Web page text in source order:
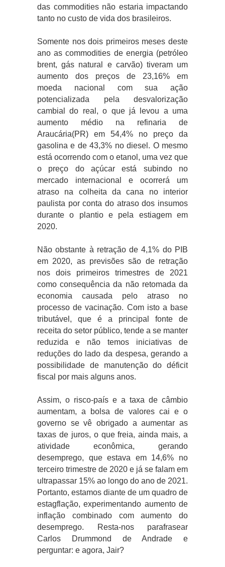
das commodities não estaria impactando
tanto no custo de vida dos brasileiros.
Somente nos dois primeiros meses deste
ano as commodities de energia (petróleo
brent, gás natural e carvão) tiveram um
aumento dos preços de 23,16% em
moeda nacional com sua ação
potencializada pela desvalorização
cambial do real, o que já levou a uma
aumento médio na refinaria de
Araucária(PR) em 54,4% no preço da
gasolina e de 43,3% no diesel. O mesmo
está ocorrendo com o etanol, uma vez que
o preço do açúcar está subindo no
mercado internacional e ocorrerá um
atraso na colheita da cana no interior
paulista por conta do atraso dos insumos
durante o plantio e pela estiagem em
2020.
Não obstante à retração de 4,1% do PIB
em 2020, as previsões são de retração
nos dois primeiros trimestres de 2021
como consequência da não retomada da
economia causada pelo atraso no
processo de vacinação. Com isto a base
tributável, que é a principal fonte de
receita do setor público, tende a se manter
reduzida e não temos iniciativas de
reduções do lado da despesa, gerando a
possibilidade de manutenção do déficit
fiscal por mais alguns anos.
Assim, o risco-país e a taxa de câmbio
aumentam, a bolsa de valores cai e o
governo se vê obrigado a aumentar as
taxas de juros, o que freia, ainda mais, a
atividade econômica, gerando
desemprego, que estava em 14,6% no
terceiro trimestre de 2020 e já se falam em
ultrapassar 15% ao longo do ano de 2021.
Portanto, estamos diante de um quadro de
estagflação, experimentando aumento de
inflação combinado com aumento do
desemprego. Resta-nos parafrasear
Carlos Drummond de Andrade e
perguntar: e agora, Jair?